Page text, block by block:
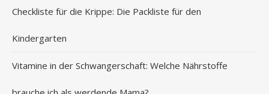
Checkliste für die Krippe: Die Packliste für den
Kindergarten
Vitamine in der Schwangerschaft: Welche Nährstoffe